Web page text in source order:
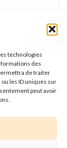
technologies
des
de traiter
les ID uniques sur
peut avoir
rendent ce